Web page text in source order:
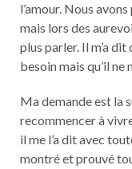
l’amour. Nous
mais lors des
plus parler. Il m’a
besoin mais qu’il
Ma demande est la
recommencer à
il me l’a dit avec
montré et prouvé